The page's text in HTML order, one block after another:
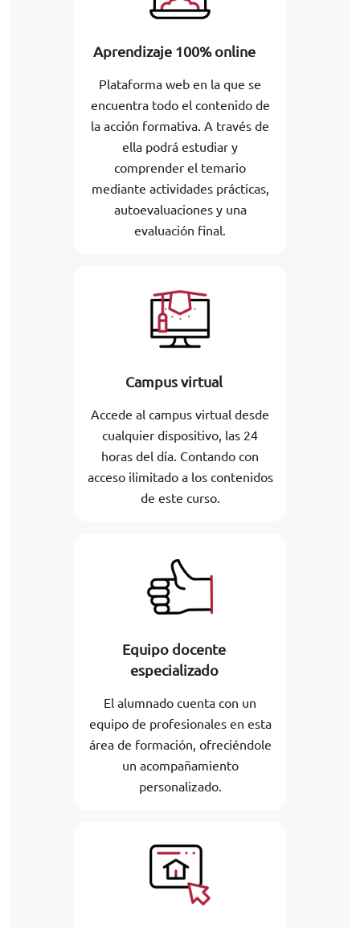
Aprendizaje 100% online
Plataforma web en la que se
encuentra todo el contenido de
la acción formativa. A través de
ella podrá estudiar y
comprender el temario
mediante actividades prácticas,
autoevaluaciones y una
evaluación final.
Campus virtual
Accede al campus virtual desde
cualquier dispositivo, las 24
horas del día. Contando con
acceso ilimitado a los contenidos
de este curso.
Equipo docente
especializado
El alumnado cuenta con un
equipo de profesionales en esta
área de formación, ofreciéndole
un acompañamiento
personalizado.